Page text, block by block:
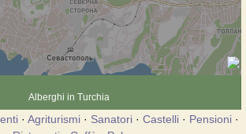
Alberghi in Turchia
· Agriturismi· Sanatori· Castelli· Pensioni·